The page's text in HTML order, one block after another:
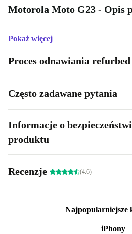
Motorola Moto G23 - Opis
Pokaż więcej
Proces odnawiania refurbed
Często zadawane pytania
Informacje o
produktu
Recenzje (4.6)
Najpopularniejsze
iPhony